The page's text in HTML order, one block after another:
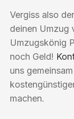
Vergiss also
deinen Umzug
Umzugskönig
noch Geld!
uns
machen.